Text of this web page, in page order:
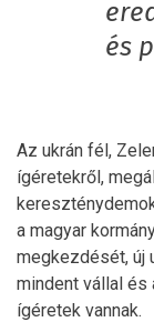
és
Az ukrán fél,
ígéretekről,
a magyar
megkezdését, új
mindent vállal és
ígéretek vannak.